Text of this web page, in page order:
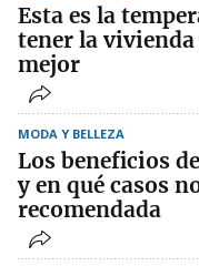
Esta es la
tener la
mejor
MODA Y BELLEZA
Los beneficios
y en qué casos
recomendada